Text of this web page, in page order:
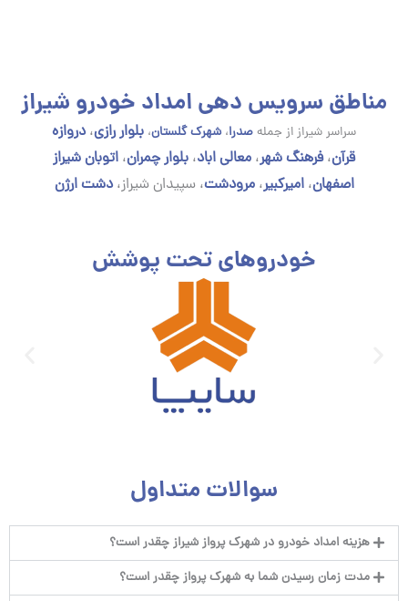
مناطق سرویس دهی امداد خودرو شیراز
سراسر شیراز از جملهصدرا، شهرک گلستان، بلوار رازی، دروازه
قرآن، فرهنگ شهر، معالی اباد، بلوار چمران، اتوبان شیراز
اصفهان، امیرکبیر،مرودشت،سپیدان شیراز،دشت ارژن
خودروهای تحت پوشش
سوالات متداول
هزینه امداد خودرو در شهرک پرواز شیراز چقدر است؟
مدت زمان رسیدن شما به شهرک پرواز چقدر است؟